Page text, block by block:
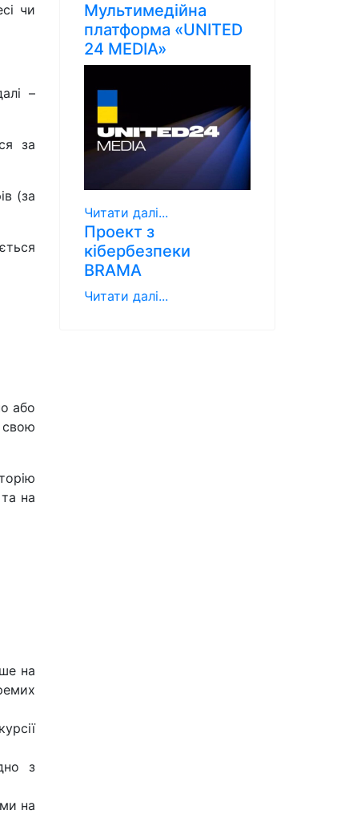
чи
–
за
(за
або
свою
на
на
з
на
Мультимедійна
платформа «UNITED
24 MEDIA»
Читати далі...
Проект з
кібербезпеки
BRAMA
Читати далі...